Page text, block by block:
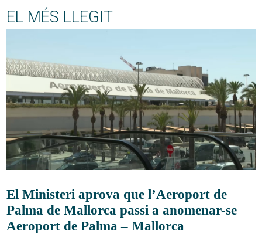
EL MÉS LLEGIT
El Ministeri aprova que l’Aeroport de
Palma de Mallorca passi a anomenar-se
Aeroport de Palma – Mallorca